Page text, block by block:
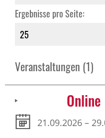
Ergebnisse pro Seite:
Veranstaltungen (1)
Online
21.09.2026 –